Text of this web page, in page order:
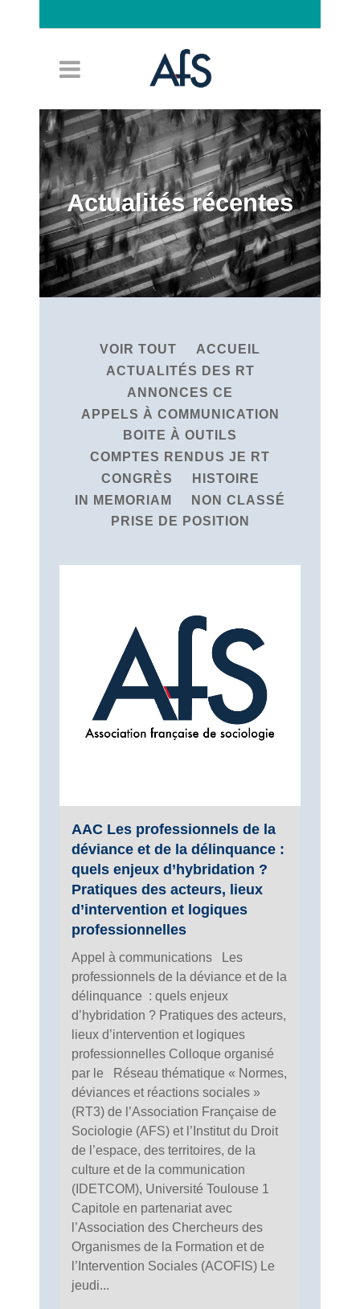
Actualités récentes
VOIR TOUT
ACCUEIL
ACTUALITÉS DES RT
ANNONCES CE
APPELS À COMMUNICATION
BOITE À OUTILS
COMPTES RENDUS JE RT
CONGRÈS
HISTOIRE
IN MEMORIAM
NON CLASSÉ
PRISE DE POSITION
AAC Les professionnels de la
déviance et de la délinquance :
quels enjeux d’hybridation ?
Pratiques des acteurs, lieux
d’intervention et logiques
professionnelles
Appel à communications Les
professionnels de la déviance et de la
délinquance : quels enjeux
d’hybridation ? Pratiques des acteurs,
lieux d’intervention et logiques
professionnelles Colloque organisé
par le Réseau thématique « Normes,
déviances et réactions sociales »
(RT3) de l’Association Française de
Sociologie (AFS) et l’Institut du Droit
de l’espace, des territoires, de la
culture et de la communication
(IDETCOM), Université Toulouse 1
Capitole en partenariat avec
l’Association des Chercheurs des
Organismes de la Formation et de
l’Intervention Sociales (ACOFIS) Le
jeudi...